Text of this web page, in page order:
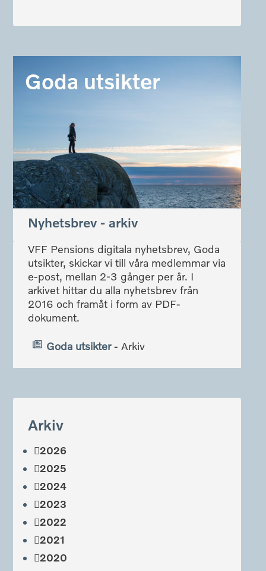
Goda utsikter
Nyhetsbrev - arkiv
VFF Pensions digitala nyhetsbrev, Goda
utsikter, skickar vi till våra medlemmar via
e-post, mellan 2-3 gånger per år. I
arkivet hittar du alla nyhetsbrev från
2016 och framåt i form av PDF-
dokument.
Goda utsikter- Arkiv
Arkiv
2026
2025
2024
2023
2022
2021
2020